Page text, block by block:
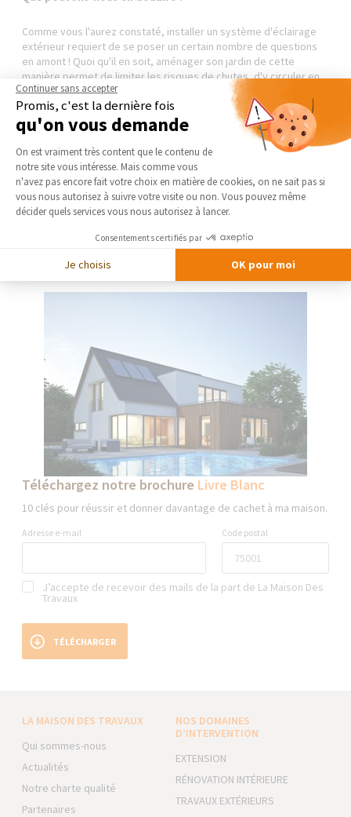
Comme vous l'aurez constaté, installer un système d'éclairage
extérieur requiert de se poser un certain nombre de questions
en amont ! Quoi qu'il en soit, aménager son jardin de cette
manière permet de limiter les risques de chutes, d'y circuler en
toute sécurité la nuit, mais aussi d'en profiter à tout moment de
la journée. Pour que votre chantier soit réalisé dans les règles de
l'art par un électricien professionnel consciencieux, nous vous
conseillons de contacter uncourtier de La Maison Des Travaux
dans les plus brefs délais. Il vous sélectionnera l’artisan adapté à
votre projet.
CONTACTEZ-NOUS
Téléchargez notre brochure Livre Blanc
10 clés pour réussir et donner davantage de cachet à ma maison.
Adresse e-mail Code postal
J’accepte de recevoir des mails de la part de La Maison Des
Travaux
TÉLÉCHARGER
LA MAISON DES TRAVAUX
Qui sommes-nous
Actualités
Notre charte qualité
Partenaires
NOS DOMAINES
D’INTERVENTION
EXTENSION
RÉNOVATION INTÉRIEURE
TRAVAUX EXTÉRIEURS
Continuer sans accepter
Promis, c'est la dernière fois
qu'on vous demande
Plateforme de Gestion du
On est vraiment très content que le contenu de
notre site vous intéresse. Mais comme vous
n'avez pas encore fait votre choix en matière de cookies, on ne sait pas si
vous nous autorisez à suivre votre visite ou non. Vous pouvez même
décider quels services vous nous autorisez à lancer.
Consentements certifiés par
Je choisis OK pour moi
Axeptio consent